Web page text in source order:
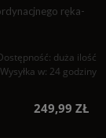
ręka-
duża ilość
Wysyłka w: 24 godziny
249,99 ZŁ